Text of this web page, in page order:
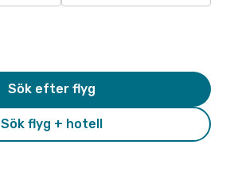
Sök flyg + hotell
Sök efter flyg